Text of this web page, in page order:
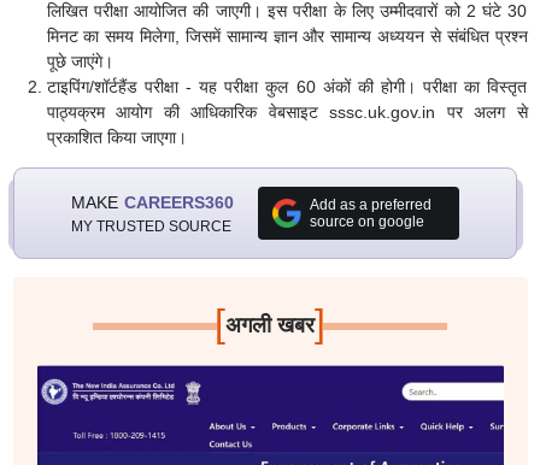
लिखित परीक्षा आयोजित की जाएगी। इस परीक्षा के लिए उम्मीदवारों को 2 घंटे 30
मिनट का समय मिलेगा, जिसमें सामान्य ज्ञान और सामान्य अध्ययन से संबंधित प्रश्न
पूछे जाएंगे।
टाइपिंग/शॉर्टहैंड परीक्षा - यह परीक्षा कुल 60 अंकों की होगी। परीक्षा का विस्तृत
पाठ्यक्रम आयोग की आधिकारिक वेबसाइट sssc.uk.gov.in पर अलग से
प्रकाशित किया जाएगा।
MAKE CAREERS360
MY TRUSTED SOURCE
Add as a preferred
source on google
[अगली खबर]